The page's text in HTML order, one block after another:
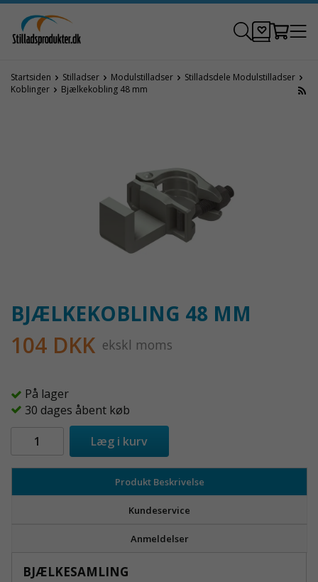
Startsiden Stilladser Modulstilladser
Stilladsdele Modulstilladser
Koblinger
Bjælkekobling 48 mm
BJÆLKEKOBLING 48 MM
104 DKK ekskl moms
På lager
30 dages åbent køb
Læg i kurv
Produkt Beskrivelse
Kundeservice
Anmeldelser
BJÆLKESAMLING